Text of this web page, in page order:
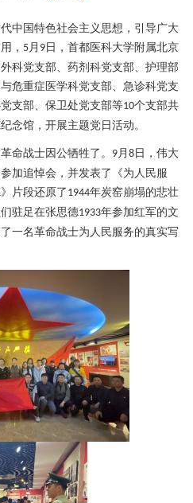
中国特色社会主义思想，引导广大
， 5月 9 日，首都医科大学附属北京
科党支部、药剂科党支部、 护理部
危重症医学科党支部、 急诊科党支
支部、保卫处党支部等10个支部共
念馆，开展主题党日活动。
命战士因公牺牲了。 9月 8 日，伟大
加追悼会，并发表了《为人民服
片段还原了 1944年炭窑崩塌的悲壮
驻足在张思德1933年参加红军的文
一名革命战士为人民服务的真实写